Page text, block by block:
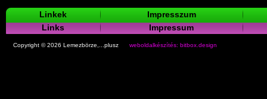
Linkek
Impresszum
Links
Impressum
Copyright © 2026 Lemezbörze,...plusz weboldalkészítés: bitbox.design